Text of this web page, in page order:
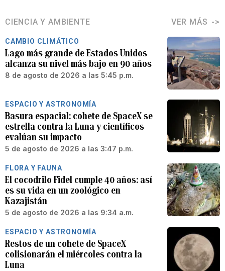
CIENCIA Y AMBIENTE VER MÁS
CAMBIO CLIMÁTICO
Lago más grande de Estados Unidos
alcanza su nivel más bajo en 90 años
8 de agosto de 2026 a las 5:45 p.m.
ESPACIO Y ASTRONOMÍA
Basura espacial: cohete de SpaceX se
estrella contra la Luna y científicos
evalúan su impacto
5 de agosto de 2026 a las 3:47 p.m.
FLORA Y FAUNA
El cocodrilo Fidel cumple 40 años: así
es su vida en un zoológico en
Kazajistán
5 de agosto de 2026 a las 9:34 a.m.
ESPACIO Y ASTRONOMÍA
Restos de un cohete de SpaceX
colisionarán el miércoles contra la
Luna